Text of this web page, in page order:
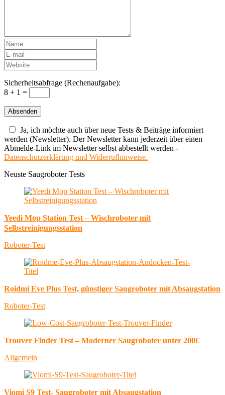
Sicherheitsabfrage (Rechenaufgabe):
8 + 1 =
Ja, ich möchte auch über neue Tests & Beiträge informiert
werden (Newsletter). Der Newsletter kann jederzeit über einen
Abmelde-Link im Newsletter selbst abbestellt werden -
Datenschutzerklärung und Widerrufhinweise.
Neuste Saugroboter Tests
Yeedi Mop Station Test – Wischroboter mit
Selbstreinigungsstation
Roboter-Test
Roidmi Eve Plus Test, günstiger Saugroboter mit Absaugstation
Roboter-Test
Trouver Finder Test – Moderner Saugroboter unter 200€
Allgemein
Viomi S9 Test- Saugroboter mit Absaugstation